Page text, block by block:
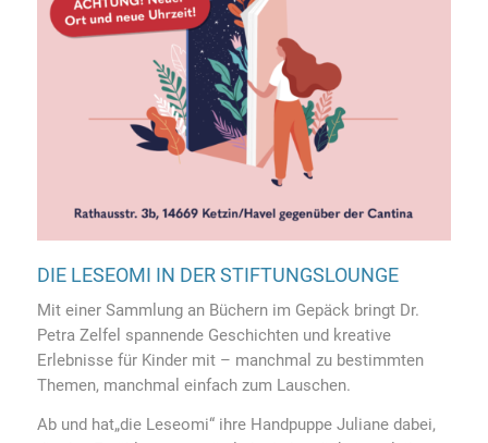
DIE LESEOMI IN DER STIFTUNGSLOUNGE
Mit einer Sammlung an Büchern im Gepäck bringt Dr.
Petra Zelfel spannende Geschichten und kreative
Erlebnisse für Kinder mit – manchmal zu bestimmten
Themen, manchmal einfach zum Lauschen.
Ab und hat„die Leseomi“ ihre Handpuppe Juliane dabei,